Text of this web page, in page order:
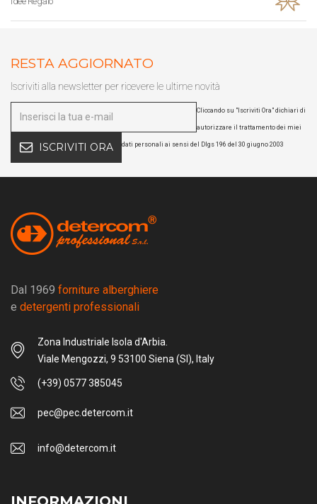
RESTA AGGIORNATO
Iscriviti alla newsletter per ricevere le ultime novità
ISCRIVITI ORA
Cliccando su "Iscriviti Ora" dichiari di
autorizzare il trattamento dei miei
dati personali ai sensi del Dlgs 196 del 30 giugno 2003
Dal 1969 forniture alberghiere
e detergenti professionali
Zona Industriale Isola d'Arbia.
Viale Mengozzi, 9 53100 Siena (SI), Italy
(+39) 0577 385045
pec@pec.detercom.it
info@detercom.it